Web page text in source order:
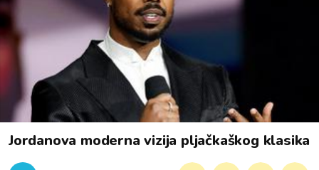
Jordanova moderna vizija pljačkaškog klasika